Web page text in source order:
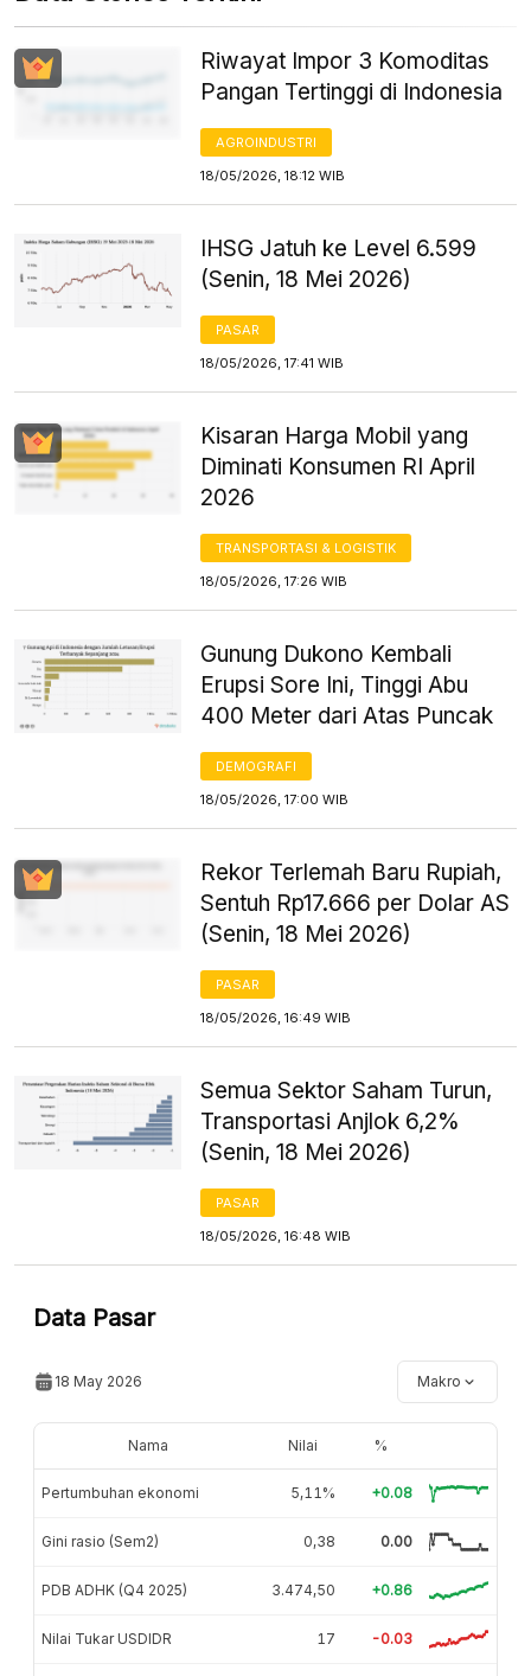
Riwayat Impor 3 Komoditas
Pangan Tertinggi di Indonesia
AGROINDUSTRI
18/05/2026, 18:12 WIB
IHSG Jatuh ke Level 6.599
(Senin, 18 Mei 2026)
PASAR
18/05/2026, 17:41 WIB
Kisaran Harga Mobil yang
Diminati Konsumen RI April
2026
TRANSPORTASI & LOGISTIK
18/05/2026, 17:26 WIB
Gunung Dukono Kembali
Erupsi Sore Ini, Tinggi Abu
400 Meter dari Atas Puncak
DEMOGRAFI
18/05/2026, 17:00 WIB
Rekor Terlemah Baru Rupiah,
Sentuh Rp17.666 per Dolar AS
(Senin, 18 Mei 2026)
PASAR
18/05/2026, 16:49 WIB
Semua Sektor Saham Turun,
Transportasi Anjlok 6,2%
(Senin, 18 Mei 2026)
PASAR
18/05/2026, 16:48 WIB
Data Pasar
18 May 2026 Makro
Nama Nilai %
Pertumbuhan ekonomi 5,11% +0.08
Gini rasio (Sem2) 0,38 0.00
PDB ADHK (Q4 2025) 3.474,50 +0.86
Nilai Tukar USDIDR 17 -0.03